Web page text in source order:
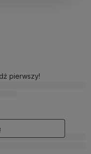
pierwszy!